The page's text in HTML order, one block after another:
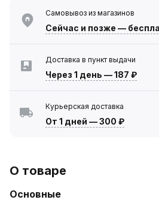
Самовывоз из магазинов
Сейчас и позже —
Доставка в пункт выдачи
Через 1 день —187 ₽
Курьерская доставка
От 1 дней —300 ₽
О товаре
Основные